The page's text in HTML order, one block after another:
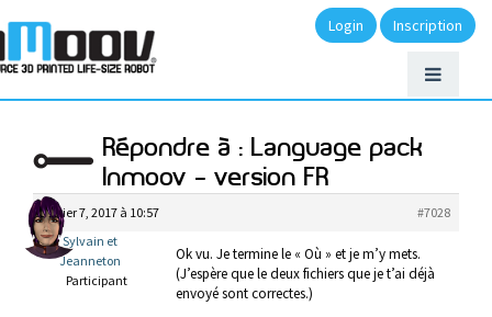
Login Inscription
Répondre à : Language pack
Inmoov – version FR
février 7, 2017 à 10:57
#7028
Sylvain et
Jeanneton
Participant
Ok vu. Je termine le « Où » et je m’y mets.
(J’espère que le deux fichiers que je t’ai déjà
envoyé sont correctes.)